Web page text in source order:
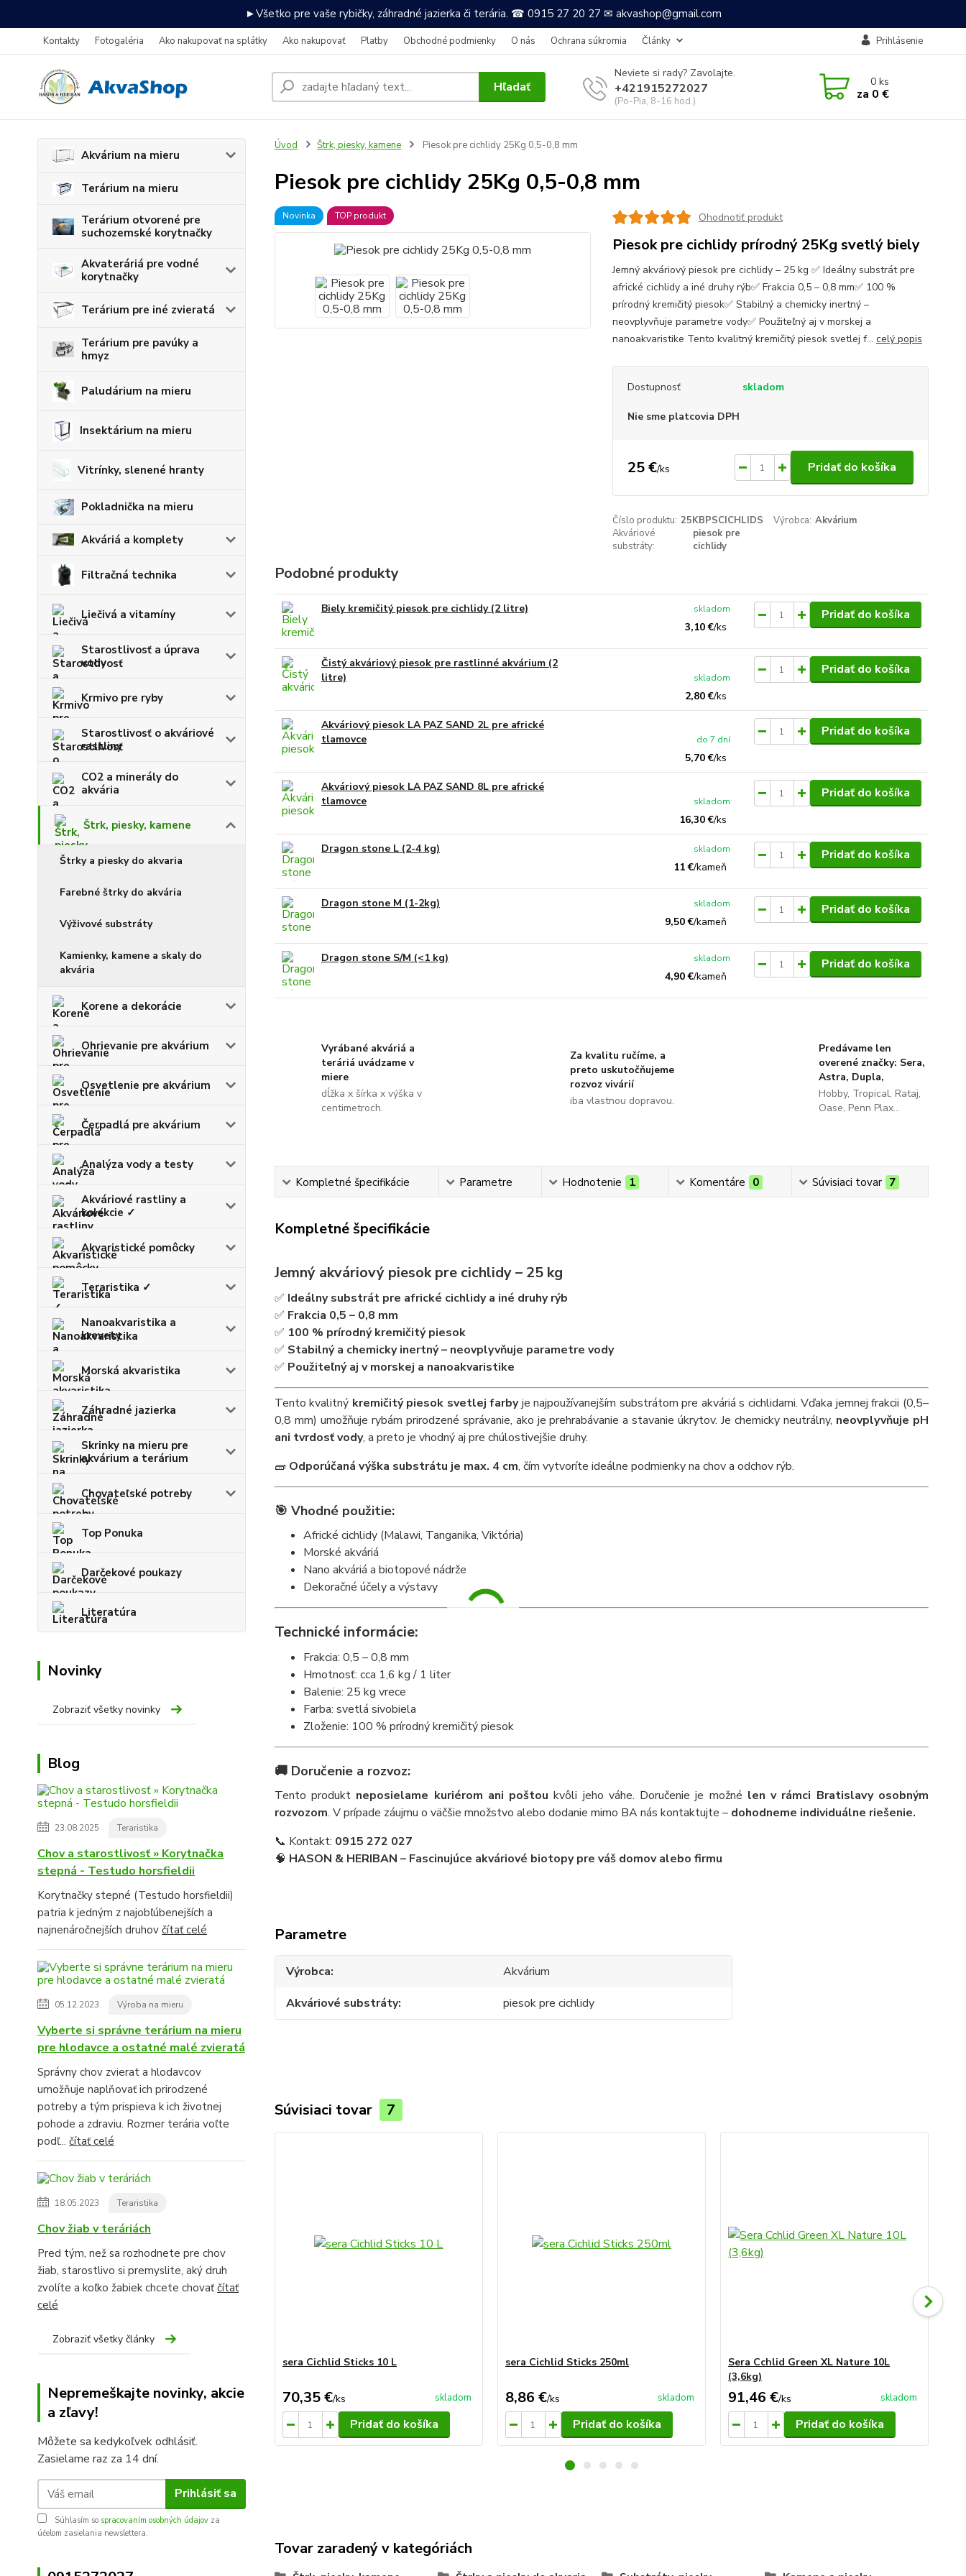
►Všetko pre vaše rybičky, záhradné jazierka či terária. ☎ 0915 27 20 27 ✉ akvashop@gmail.com
Kontakty Fotogaléria Ako nakupovať na splátky Ako nakupovať Platby Obchodné podmienky O nás Ochrana súkromia Články Prihlásenie
Hľadať
Neviete si rady? Zavolajte.
+421915272027
(Po-Pia, 8-16 hod.)
0ks
za 0 €
Akvárium na mieru
Terárium na mieru
Terárium otvorené pre
suchozemské korytnačky
Akvateráriá pre vodné
korytnačky
Terárium pre iné zvieratá
Terárium pre pavúky a
hmyz
Paludárium na mieru
Insektárium na mieru
Vitrínky, slenené hranty
Pokladnička na mieru
Akváriá a komplety
Filtračná technika
Liečivá a vitamíny
Starostlivosť a úprava
vody
Krmivo pre ryby
Starostlivosť o akváriové
rastliny
CO2 a minerály do
akvária
Štrk, piesky, kamene
Štrky a piesky do akvaria
Farebné štrky do akvária
Výživové substráty
Kamienky, kamene a skaly do
akvária
Korene a dekorácie
Ohrievanie pre akvárium
Osvetlenie pre akvárium
Čerpadlá pre akvárium
Analýza vody a testy
Akváriové rastliny a
kolekcie ✓
Akvaristické pomôcky
Teraristika ✓
Nanoakvaristika a
krevety
Morská akvaristika
Záhradné jazierka
Skrinky na mieru pre
akvárium a terárium
Chovateľské potreby
Top Ponuka
Darčekové poukazy
Literatúra
Novinky
Zobraziť všetky novinky
Blog
23.08.2025 Teraristika
Chov a starostlivosť » Korytnačka
stepná - Testudo horsfieldii
Korytnačky stepné (Testudo horsfieldii)
patria k jedným z najobľúbenejších a
najnenáročnejších druhov čítať celé
05.12.2023 Výroba na mieru
Vyberte si správne terárium na mieru
pre hlodavce a ostatné malé zvieratá
Správny chov zvierat a hlodavcov
umožňuje naplňovať ich prirodzené
potreby a tým prispieva k ich životnej
pohode a zdraviu. Rozmer terária voľte
podľ... čítať celé
18.05.2023 Teraristika
Chov žiab v teráriách
Pred tým, než sa rozhodnete pre chov
žiab, starostlivo si premyslite, aký druh
zvolíte a koľko žabiek chcete chovaťčítať
celé
Zobraziť všetky články
Nepremeškajte novinky, akcie
a zľavy!
Môžete sa kedykoľvek odhlásiť.
Zasielame raz za 14 dní.
Prihlásiť sa
Súhlasím so spracovaním osobných údajov za
účelom zasielania newslettera.
Úvod Štrk, piesky, kamene Piesok pre cichlidy 25Kg 0,5-0,8 mm
Piesok pre cichlidy 25Kg 0,5-0,8 mm
Novinka TOP produkt Ohodnotiť produkt
Piesok pre cichlidy prírodný 25Kg svetlý biely
Jemný akváriový piesok pre cichlidy – 25 kg ✅ Ideálny substrát pre
africké cichlidy a iné druhy rýb✅ Frakcia 0,5 – 0,8 mm✅ 100 %
prírodný kremičitý piesok✅ Stabilný a chemicky inertný –
neovplyvňuje parametre vody✅ Použiteľný aj v morskej a
nanoakvaristike Tento kvalitný kremičitý piesok svetlej f... celý popis
Dostupnosť skladom
Nie sme platcovia DPH
25 €/ks Pridať do košíka
Číslo produktu: 25KBPSCICHLIDS Výrobca: Akvárium
Akváriové
substráty:
piesok pre
cichlidy
Podobné produkty
Biely kremičitý piesok pre cichlidy (2 litre)
3,10 €/ks
skladom Pridať do košíka
Čistý akváriový piesok pre rastlinné akvárium (2
litre)
2,80 €/ks
skladom
Pridať do košíka
Akváriový piesok LA PAZ SAND 2L pre africké
tlamovce
5,70 €/ks
do 7 dní
Pridať do košíka
Akváriový piesok LA PAZ SAND 8L pre africké
tlamovce
16,30 €/ks
skladom
Pridať do košíka
Dragon stone L (2-4 kg)
11 €/kameň
skladom Pridať do košíka
Dragon stone M (1-2kg)
9,50 €/kameň
skladom Pridať do košíka
Dragon stone S/M (<1 kg)
4,90 €/kameň
skladom Pridať do košíka
Vyrábané akváriá a
teráriá uvádzame v
miere
dĺžka x šírka x výška v
centimetroch.
Za kvalitu ručíme, a
preto uskutočňujeme
rozvoz vivárií
iba vlastnou dopravou.
Predávame len
overené značky: Sera,
Astra, Dupla,
Hobby, Tropical, Rataj,
Oase, Penn Plax...
Kompletné špecifikácie Parametre Hodnotenie 1 Komentáre 0 Súvisiaci tovar 7
Kompletné špecifikácie
Jemný akváriový piesok pre cichlidy – 25 kg
✅ Ideálny substrát pre africké cichlidy a iné druhy rýb
✅ Frakcia 0,5 – 0,8 mm
✅ 100 % prírodný kremičitý piesok
✅ Stabilný a chemicky inertný – neovplyvňuje parametre vody
✅ Použiteľný aj v morskej a nanoakvaristike
Tento kvalitný kremičitý piesok svetlej farbyje najpoužívanejším substrátom pre akváriá s cichlidami. Vďaka jemnej frakcii (0,5–
0,8 mm) umožňuje rybám prirodzené správanie, ako je prehrabávanie a stavanie úkrytov. Je chemicky neutrálny, neovplyvňuje pH
ani tvrdosť vody, a preto je vhodný aj pre chúlostivejšie druhy.
🧱 Odporúčaná výška substrátu je max. 4 cm, čím vytvoríte ideálne podmienky na chov a odchov rýb.
🎯 Vhodné použitie:
Africké cichlidy (Malawi, Tanganika, Viktória)
Morské akváriá
Nano akváriá a biotopové nádrže
Dekoračné účely a výstavy
Technické informácie:
Frakcia: 0,5 – 0,8 mm
Hmotnosť: cca 1,6 kg / 1 liter
Balenie: 25 kg vrece
Farba: svetlá sivobiela
Zloženie: 100 % prírodný kremičitý piesok
🚚 Doručenie a rozvoz:
Tento produkt neposielame kuriérom ani poštou kvôli jeho váhe. Doručenie je možné len v rámci Bratislavy osobným
rozvozom. V prípade záujmu o väčšie množstvo alebo dodanie mimo BA nás kontaktujte – dohodneme individuálne riešenie.
📞 Kontakt: 0915 272 027
🧠 HASON & HERIBAN – Fascinujúce akváriové biotopy pre váš domov alebo firmu
Parametre
Výrobca
Akvárium
Akváriové substráty
piesok pre cichlidy
Súvisiaci tovar 7
sera Cichlid Sticks 10 L
70,35 €/ks skladom
Pridať do košíka
sera Cichlid Sticks 250ml
8,86 €/ks skladom
Pridať do košíka
Sera Cchlid Green XL Nature 10L
(3,6kg)
91,46 €/ks skladom
Pridať do košíka
Tovar zaradený v kategóriách